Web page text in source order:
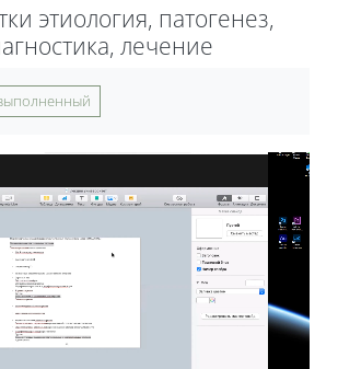
этиология, патогенез,
лечение